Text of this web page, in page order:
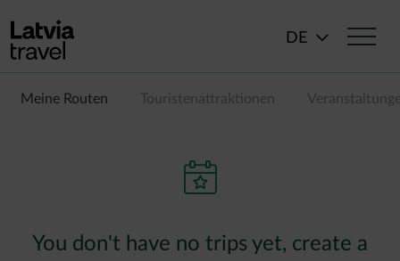
DE
Meine Routen Touristenattraktionen
You don't have no trips yet, create a